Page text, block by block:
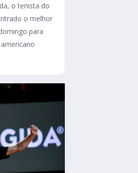
o tenista do
o melhor
para